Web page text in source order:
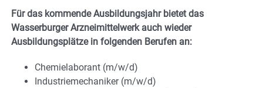
Für das kommende Ausbildungsjahr bietet das
Wasserburger Arzneimittelwerk auch wieder
Ausbildungsplätze in folgenden Berufen an:
Chemielaborant (m/w/d)
Industriemechaniker (m/w/d)